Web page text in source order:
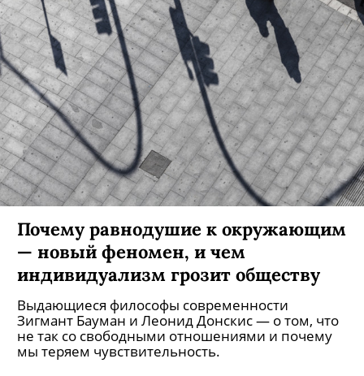
Почему равнодушие к окружающим
— новый феномен, и чем
индивидуализм грозит обществу
Выдающиеся философы современности
Зигмант Бауман и Леонид Донскис — о том, что
не так со свободными отношениями и почему
мы теряем чувствительность.